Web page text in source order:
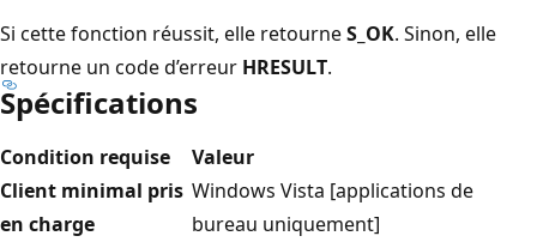
Si cette fonction réussit, elle retourneS_OK. Sinon, elle
retourne un code d’erreur HRESULT.
Spécifications
Condition requise
Valeur
Client minimal pris
en charge
Windows Vista [applications de
bureau uniquement]